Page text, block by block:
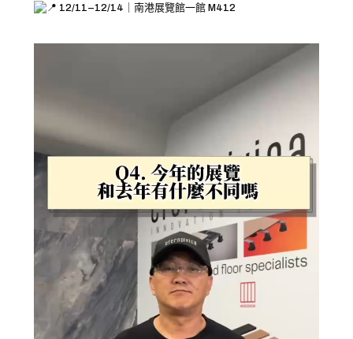
12/11–12/14｜南港展覽館一館 M412